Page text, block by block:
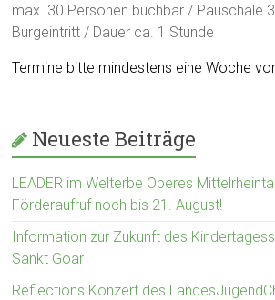
max. 30 Personen buchbar / Pauschale
Burgeintritt / Dauer ca. 1 Stunde
Termine bitte mindestens eine Woche
Neueste Beiträge
LEADER im Welterbe Oberes
Förderaufruf noch bis 21. August!
Information zur Zukunft des
Sankt Goar
Reflections Konzert des